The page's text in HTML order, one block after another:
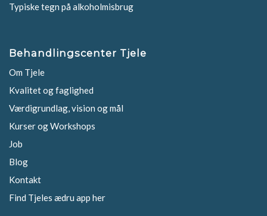
Typiske tegn på alkoholmisbrug
Behandlingscenter Tjele
Om Tjele
Kvalitet og faglighed
Værdigrundlag, vision og mål
Kurser og Workshops
Job
Blog
Kontakt
Find Tjeles ædru app her